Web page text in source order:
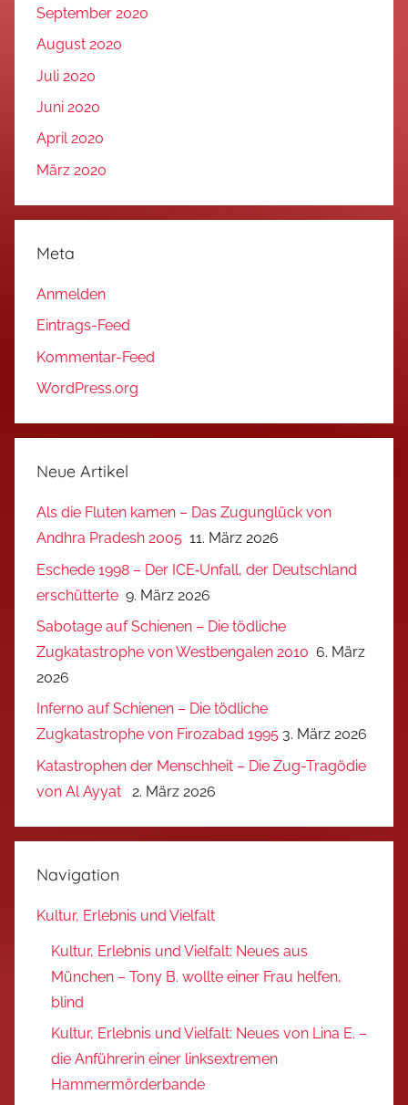
September 2020
August 2020
Juli 2020
Juni 2020
April 2020
März 2020
Meta
Anmelden
Eintrags-Feed
Kommentar-Feed
WordPress.org
Neue Artikel
Als die Fluten kamen – Das Zugunglück von
Andhra Pradesh 2005 11. März 2026
Eschede 1998 – Der ICE‑Unfall, der Deutschland
erschütterte 9. März 2026
Sabotage auf Schienen – Die tödliche
Zugkatastrophe von Westbengalen 2010 6. März
2026
Inferno auf Schienen – Die tödliche
Zugkatastrophe von Firozabad 1995 3. März 2026
Katastrophen der Menschheit – Die Zug-Tragödie
von Al Ayyat
2. März 2026
Navigation
Kultur, Erlebnis und Vielfalt
Kultur, Erlebnis und Vielfalt: Neues aus
München – Tony B. wollte einer Frau helfen,
blind
Kultur, Erlebnis und Vielfalt: Neues von Lina E. –
die Anführerin einer linksextremen
Hammermörderbande